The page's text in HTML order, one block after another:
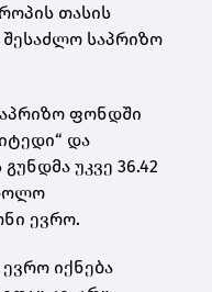
თასის
საპრიზო
ფონდში
და
უკვე 36.42
ევრო.
იქნება